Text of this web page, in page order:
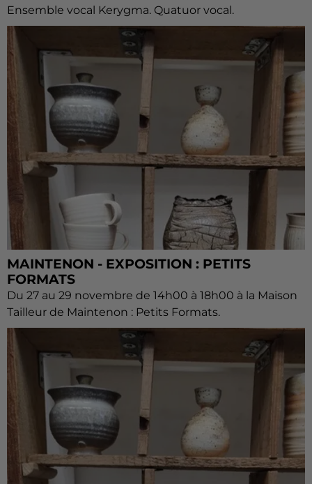
Ensemble vocal Kerygma. Quatuor vocal.
MAINTENON - EXPOSITION : PETITS
FORMATS
Du 27 au 29 novembre de 14h00 à 18h00 à la Maison
Tailleur de Maintenon : Petits Formats.